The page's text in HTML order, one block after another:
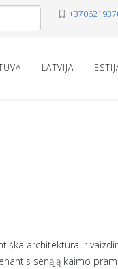
LATVIJA
architektūra ir
senąją kaimo